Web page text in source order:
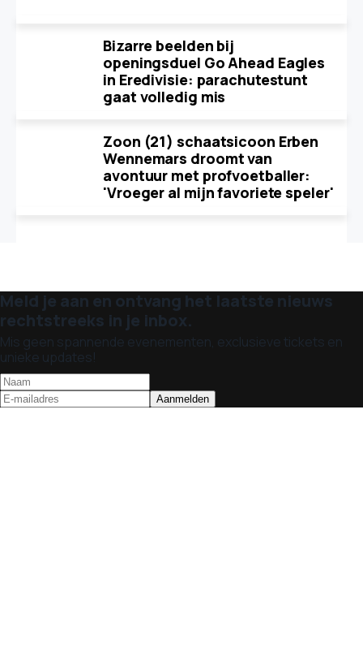
Bizarre beelden bij
openingsduel Go Ahead Eagles
in Eredivisie: parachutestunt
gaat volledig mis
Zoon (21) schaatsicoon Erben
Wennemars droomt van
avontuur met profvoetballer:
'Vroeger al mijn favoriete speler'
Meld je aan en ontvang het laatste nieuws
rechtstreeks in je inbox.
Mis geen spannende evenementen, exclusieve tickets en
unieke updates!